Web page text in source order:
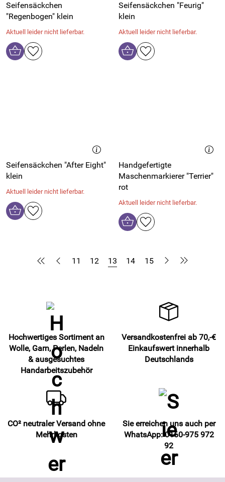
Seifensäckchen
"Regenbogen" klein
Aktuell leider nicht lieferbar.
Seifensäckchen "Feurig"
klein
Aktuell leider nicht lieferbar.
Seifensäckchen "After Eight"
klein
Aktuell leider nicht lieferbar.
Handgefertigte
Maschenmarkierer "Terrier"
rot
Aktuell leider nicht lieferbar.
11 12 13 14 15
Hochwertiges Sortiment an
Wolle, Garn, Perlen, Nadeln
& ausgesuchtes
Handarbeitszubehör
Versandkostenfrei ab 70,-€
Einkaufswert innerhalb
Deutschlands
CO² neutraler Versand ohne
Mehrkosten
Sie erreichen uns auch per
WhatsApp: 0160-975 972
92